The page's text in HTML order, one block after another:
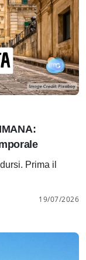
Prima il
19/07/2026